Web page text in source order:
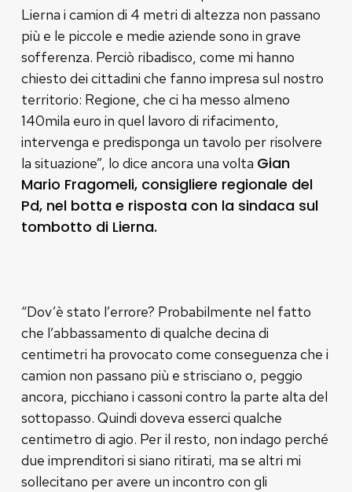
Lierna i camion di 4 metri di altezza non passano
più e le piccole e medie aziende sono in grave
sofferenza. Perciò ribadisco, come mi hanno
chiesto dei cittadini che fanno impresa sul nostro
territorio: Regione, che ci ha messo almeno
140mila euro in quel lavoro di rifacimento,
intervenga e predisponga un tavolo per risolvere
la situazione”, lo dice ancora una volta Gian
Mario Fragomeli, consigliere regionale del
Pd, nel botta e risposta con la sindaca sul
tombotto di Lierna.
“Dov’è stato l’errore? Probabilmente nel fatto
che l’abbassamento di qualche decina di
centimetri ha provocato come conseguenza che i
camion non passano più e strisciano o, peggio
ancora, picchiano i cassoni contro la parte alta del
sottopasso. Quindi doveva esserci qualche
centimetro di agio. Per il resto, non indago perché
due imprenditori si siano ritirati, ma se altri mi
sollecitano per avere un incontro con gli